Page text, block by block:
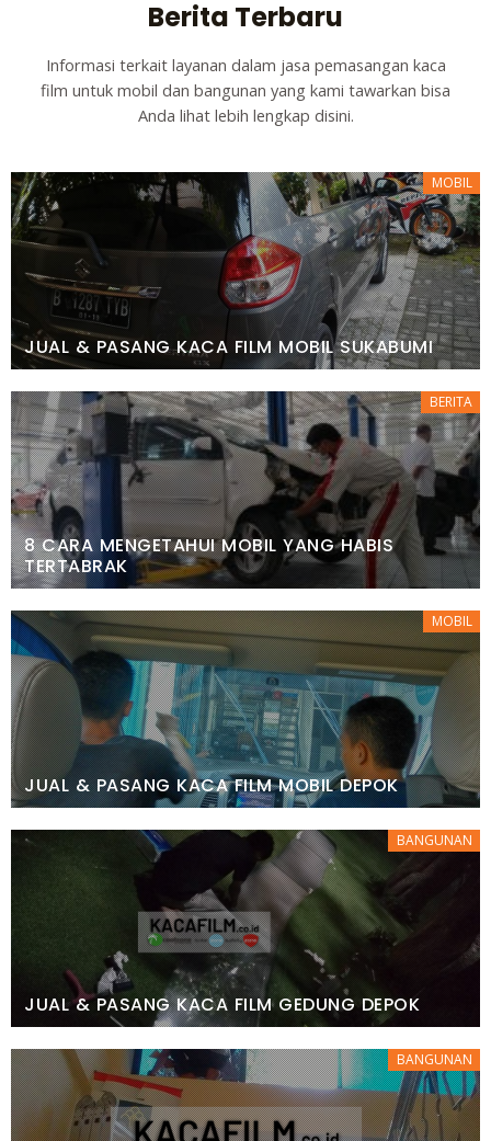
Berita Terbaru
Informasi terkait layanan dalam jasa pemasangan kaca
film untuk mobil dan bangunan yang kami tawarkan bisa
Anda lihat lebih lengkap disini.
MOBIL
JUAL & PASANG KACA FILM MOBIL SUKABUMI
BERITA
8 CARA MENGETAHUI MOBIL YANG HABIS
TERTABRAK
MOBIL
JUAL & PASANG KACA FILM MOBIL DEPOK
BANGUNAN
JUAL & PASANG KACA FILM GEDUNG DEPOK
BANGUNAN